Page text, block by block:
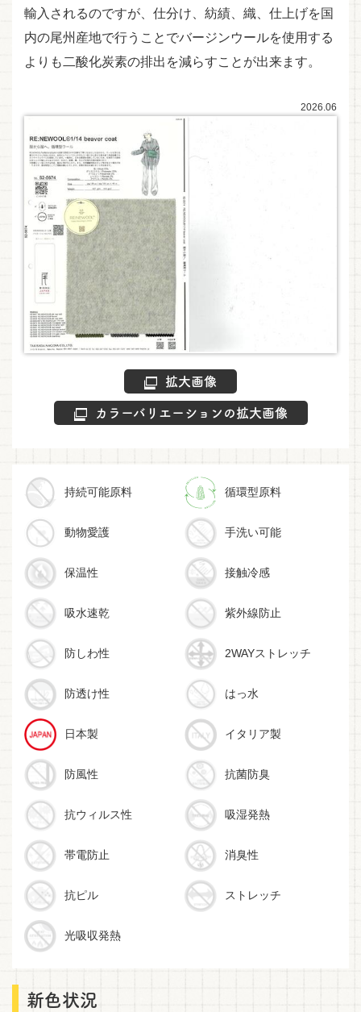
輸入されるのですが、仕分け、紡績、織、仕上げを国
内の尾州産地で行うことでバージンウールを使用する
よりも二酸化炭素の排出を減らすことが出来ます。
2026.06
拡大画像
カラーバリエーションの拡大画像
持続可能原料 循環型原料
動物愛護 手洗い可能
保温性 接触冷感
吸水速乾 紫外線防止
防しわ性 2WAYストレッチ
防透け性 はっ水
日本製 イタリア製
防風性 抗菌防臭
抗ウィルス性 吸湿発熱
帯電防止 消臭性
抗ピル ストレッチ
光吸収発熱
新色状況